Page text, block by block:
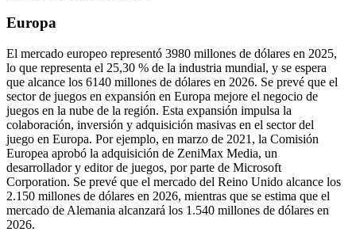
Europa
El mercado europeo representó 3980 millones de dólares en 2025,
lo que representa el 25,30 % de la industria mundial, y se espera
que alcance los 6140 millones de dólares en 2026. Se prevé que el
sector de juegos en expansión en Europa mejore el negocio de
juegos en la nube de la región. Esta expansión impulsa la
colaboración, inversión y adquisición masivas en el sector del
juego en Europa. Por ejemplo, en marzo de 2021, la Comisión
Europea aprobó la adquisición de ZeniMax Media, un
desarrollador y editor de juegos, por parte de Microsoft
Corporation. Se prevé que el mercado del Reino Unido alcance los
2.150 millones de dólares en 2026, mientras que se estima que el
mercado de Alemania alcanzará los 1.540 millones de dólares en
2026.